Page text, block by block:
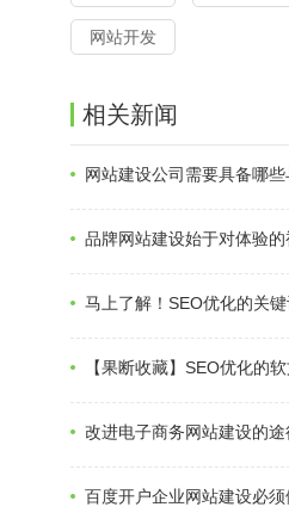
网站开发
相关新闻
网站建设公司需要具备哪
品牌网站建设始于对体验的
马上了解！SEO优化的关
【果断收藏】SEO优化的
改进电子商务网站建设的途
百度开户企业网站建设必